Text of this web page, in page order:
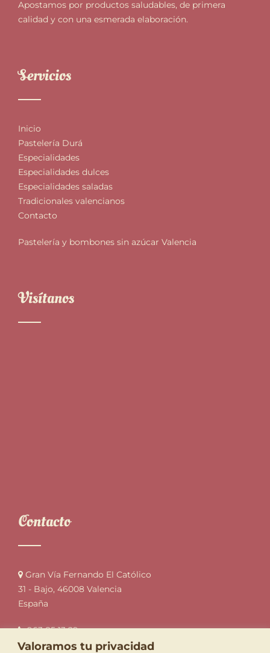
Valoramos tu privacidad
Apostamos por productos saludables, de primera
calidad y con una esmerada elaboración.
Servicios
Inicio
Pastelería Durá
Especialidades
Especialidades dulces
Especialidades saladas
Tradicionales valencianos
Contacto
Pastelería y bombones sin azúcar Valencia
Visítanos
Contacto
Gran Vía Fernando El Católico
31 - Bajo, 46008 Valencia
España
963 85 13 29
pasteleriadura@gmail.com